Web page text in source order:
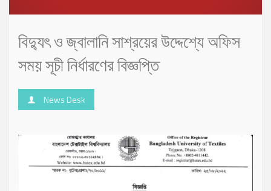
বিদ্যুৎ ও জ্বালানি সাশ্রয়ের উদ্দেশ্যে অফিস
সময় সূচী নির্ধারণের বিজ্ঞপ্তি
News Desk